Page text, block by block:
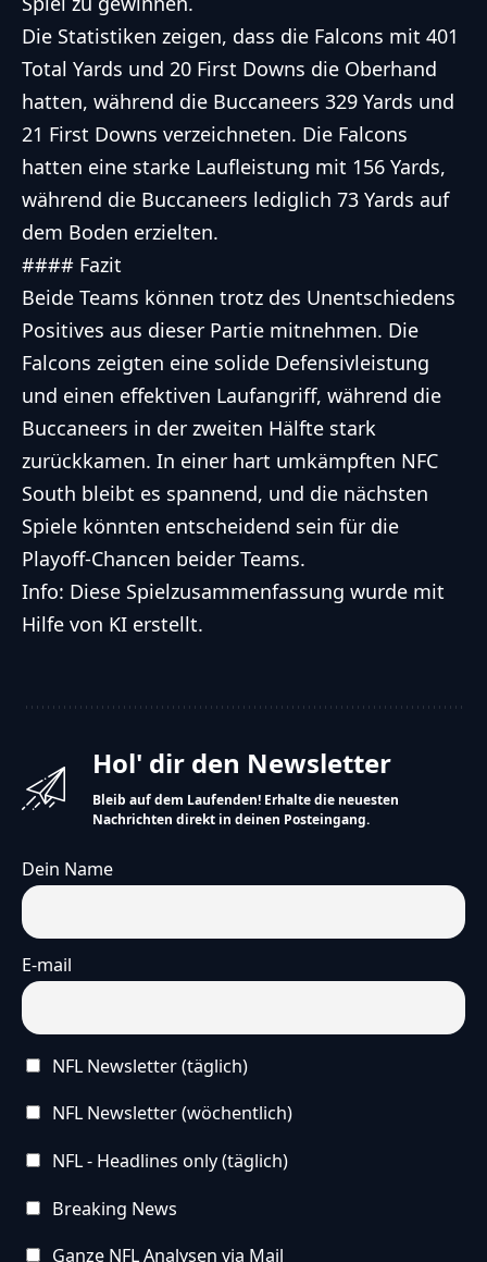
Die Statistiken zeigen, dass die Falcons mit 401
Total Yards und 20 First Downs die Oberhand
hatten, während die Buccaneers 329 Yards und
21 First Downs verzeichneten. Die Falcons
hatten eine starke Laufleistung mit 156 Yards,
während die Buccaneers lediglich 73 Yards auf
dem Boden erzielten.
#### Fazit
Beide Teams können trotz des Unentschiedens
Positives aus dieser Partie mitnehmen. Die
Falcons zeigten eine solide Defensivleistung
und einen effektiven Laufangriff, während die
Buccaneers in der zweiten Hälfte stark
zurückkamen. In einer hart umkämpften NFC
South bleibt es spannend, und die nächsten
Spiele könnten entscheidend sein für die
Playoff-Chancen beider Teams.
Info: Diese Spielzusammenfassung wurde mit
Hilfe von KI erstellt.
Hol' dir den Newsletter
Bleib auf dem Laufenden! Erhalte die neuesten
Nachrichten direkt in deinen Posteingang.
Dein Name
E-mail
NFL Newsletter (täglich)
NFL Newsletter (wöchentlich)
NFL - Headlines only (täglich)
Breaking News
Ganze NFL Analysen via Mail